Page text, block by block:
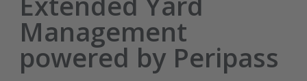
Management
powered by Peripass